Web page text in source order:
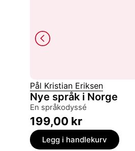
Pål Kristian Eriksen
Nye språk i Norge
en språkodyssé
199,00 kr
Legg i handlekurv